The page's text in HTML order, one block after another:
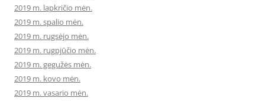
2019 m. lapkričio mėn.
2019 m. spalio mėn.
2019 m. rugsėjo mėn.
2019 m. rugpjūčio mėn.
2019 m. gegužės mėn.
2019 m. kovo mėn.
2019 m. vasario mėn.